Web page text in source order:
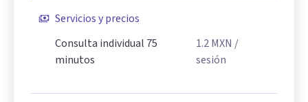
Servicios y precios
Consulta individual 75
minutos
1.2MXN /
sesión